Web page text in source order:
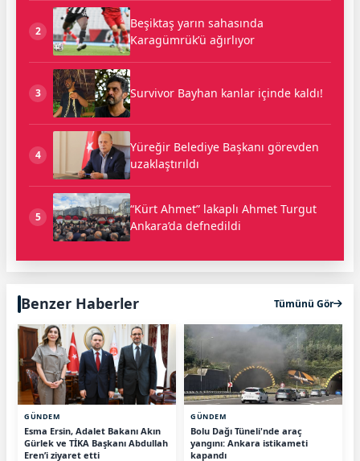
2
Beşiktaş yarın sahasında
Karagümrük’ü ağırlıyor
3 Survivor Bayhan kanlar içinde kaldı!
4
Yüreğir Belediye Başkanı görevden
uzaklaştırıldı
5
“Kürt Ahmet” lakaplı Ahmet Turgut
Ankara’da defnedildi
Benzer Haberler Tümünü Gör
GÜNDEM
Esma Ersin, Adalet Bakanı Akın
Gürlek ve TİKA Başkanı Abdullah
Eren’i ziyaret etti
GÜNDEM
Bolu Dağı Tüneli'nde araç
yangını: Ankara istikameti
kapandı